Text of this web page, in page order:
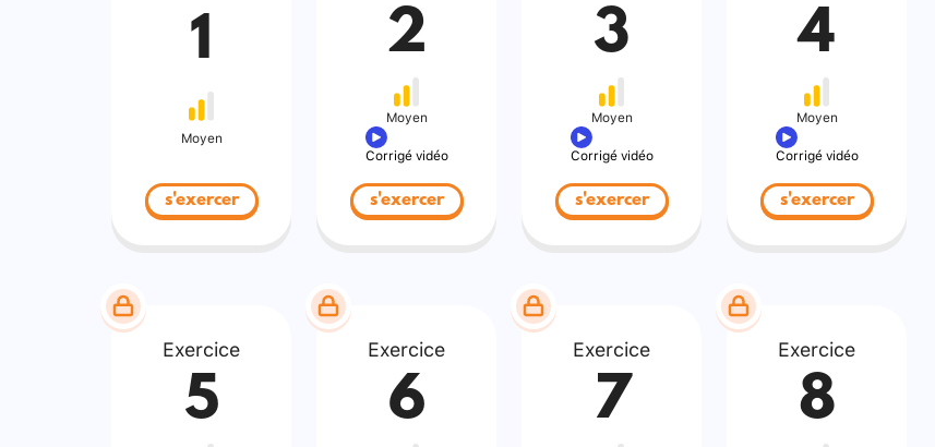
1
Moyen
s'exercer
2
Moyen
Corrigé vidéo
s'exercer
3
Moyen
Corrigé vidéo
s'exercer
4
Moyen
Corrigé vidéo
s'exercer
Exercice
5
Exercice
6
Exercice
7
Exercice
8